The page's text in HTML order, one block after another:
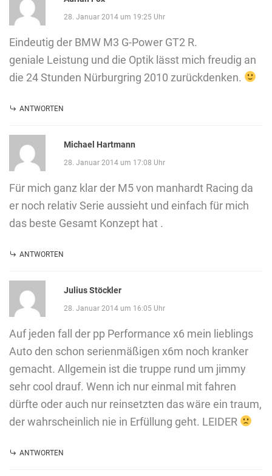
28. Januar 2014 um 19:25 Uhr
Eindeutig der BMW M3 G-Power GT2 R.
geniale Leistung und die Optik lässt mich freudig an
die 24 Stunden Nürburgring 2010 zurückdenken.
ANTWORTEN
Michael Hartmann
28. Januar 2014 um 17:08 Uhr
Für mich ganz klar der M5 von manhardt Racing da
er noch relativ Serie aussieht und einfach für mich
das beste Gesamt Konzept hat .
ANTWORTEN
Julius Stöckler
28. Januar 2014 um 16:05 Uhr
Auf jeden fall der pp Performance x6 mein lieblings
Auto den schon serienmäßigen x6m noch kranker
gemacht. Allgemein ist die truppe rund um jimmy
sehr cool drauf. Wenn ich nur einmal mit fahren
dürfte oder auch nur reinsetzten das wäre ein traum,
der wahrscheinlich nie in Erfüllung geht. LEIDER
ANTWORTEN